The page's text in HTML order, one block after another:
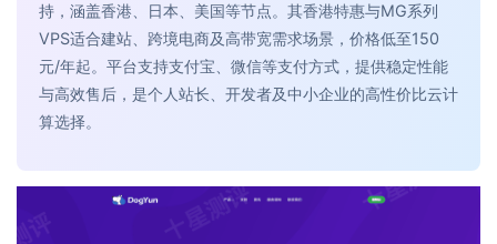
持，涵盖香港、日本、美国等节点。其香港特惠与MG系列
VPS适合建站、跨境电商及高带宽需求场景，价格低至150
元/年起。平台支持支付宝、微信等支付方式，提供稳定性能
与高效售后，是个人站长、开发者及中小企业的高性价比云计
算选择。